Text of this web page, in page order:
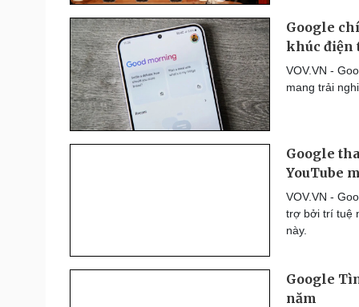
Google
khúc điện
VOV.VN -
mang trải
Google
YouTube
VOV.VN -
trợ bởi trí tuệ
này.
Google
năm